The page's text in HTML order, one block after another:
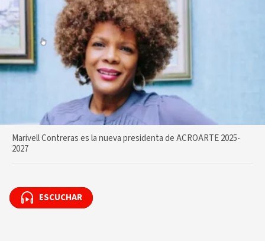
Marivell Contreras es la nueva presidenta de ACROARTE 2025-
2027
ESCUCHAR
ESCUCHAR